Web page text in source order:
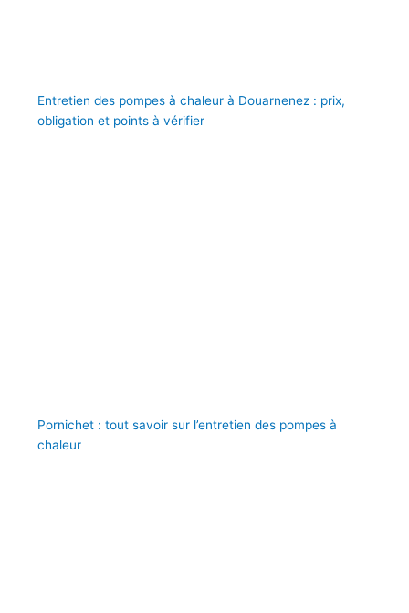
Entretien des pompes à chaleur à Douarnenez : prix,
obligation et points à vérifier
Pornichet : tout savoir sur l’entretien des pompes à
chaleur